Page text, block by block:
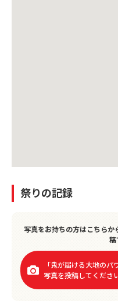
祭りの記録
写真をお持ちの方はこちら
稿
「鬼が届ける大地のパ
写真を投稿してくださ